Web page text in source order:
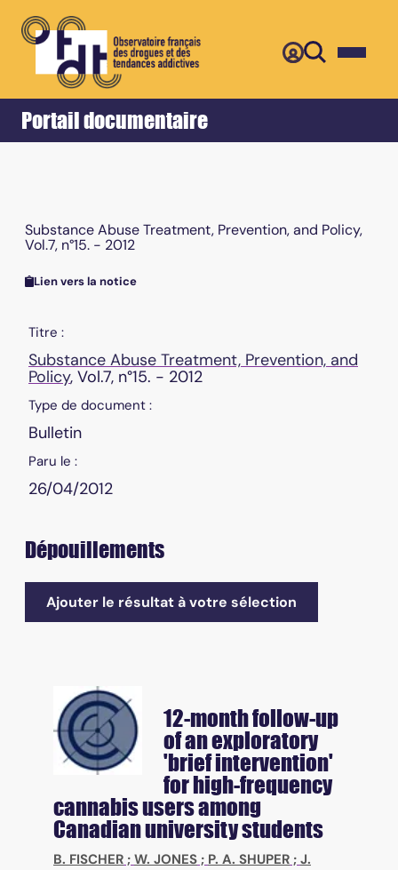
Portail documentaire
Accueil Retour
Substance Abuse Treatment, Prevention, and Policy,
Vol.7, n°15. - 2012
Lien vers la notice
Titre :
Substance Abuse Treatment, Prevention, and
Policy, Vol.7, n°15. - 2012
Type de document :
Bulletin
Paru le :
26/04/2012
Dépouillements
Ajouter le résultat à votre sélection
12-month follow-up
of an exploratory
'brief intervention'
for high-frequency
cannabis users among
Canadian university students
B. FISCHER ; W. JONES ; P. A. SHUPER ; J.